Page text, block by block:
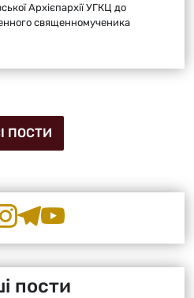
Архієпархії УГКЦ до
священномученика
ПОСТИ
пости